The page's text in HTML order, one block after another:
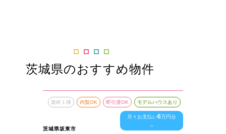
茨城県のおすすめ物件
茨城県坂東市
最終１棟 内覧OK 即引渡OK モデルハウスあり
月々お支払い6万円台
～